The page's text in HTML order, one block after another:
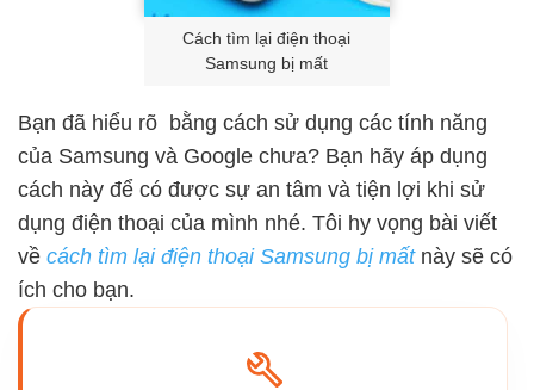
Cách tìm lại điện thoại
Samsung bị mất
Bạn đã hiểu rõ bằng cách sử dụng các tính năng
của Samsung và Google chưa? Bạn hãy áp dụng
cách này để có được sự an tâm và tiện lợi khi sử
dụng điện thoại của mình nhé. Tôi hy vọng bài viết
về cách tìm lại điện thoại Samsung bị mất này sẽ có
ích cho bạn.